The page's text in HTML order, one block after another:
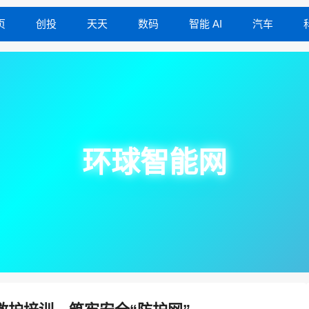
创投 天天 数码 智能 AI 汽车
环球智能网